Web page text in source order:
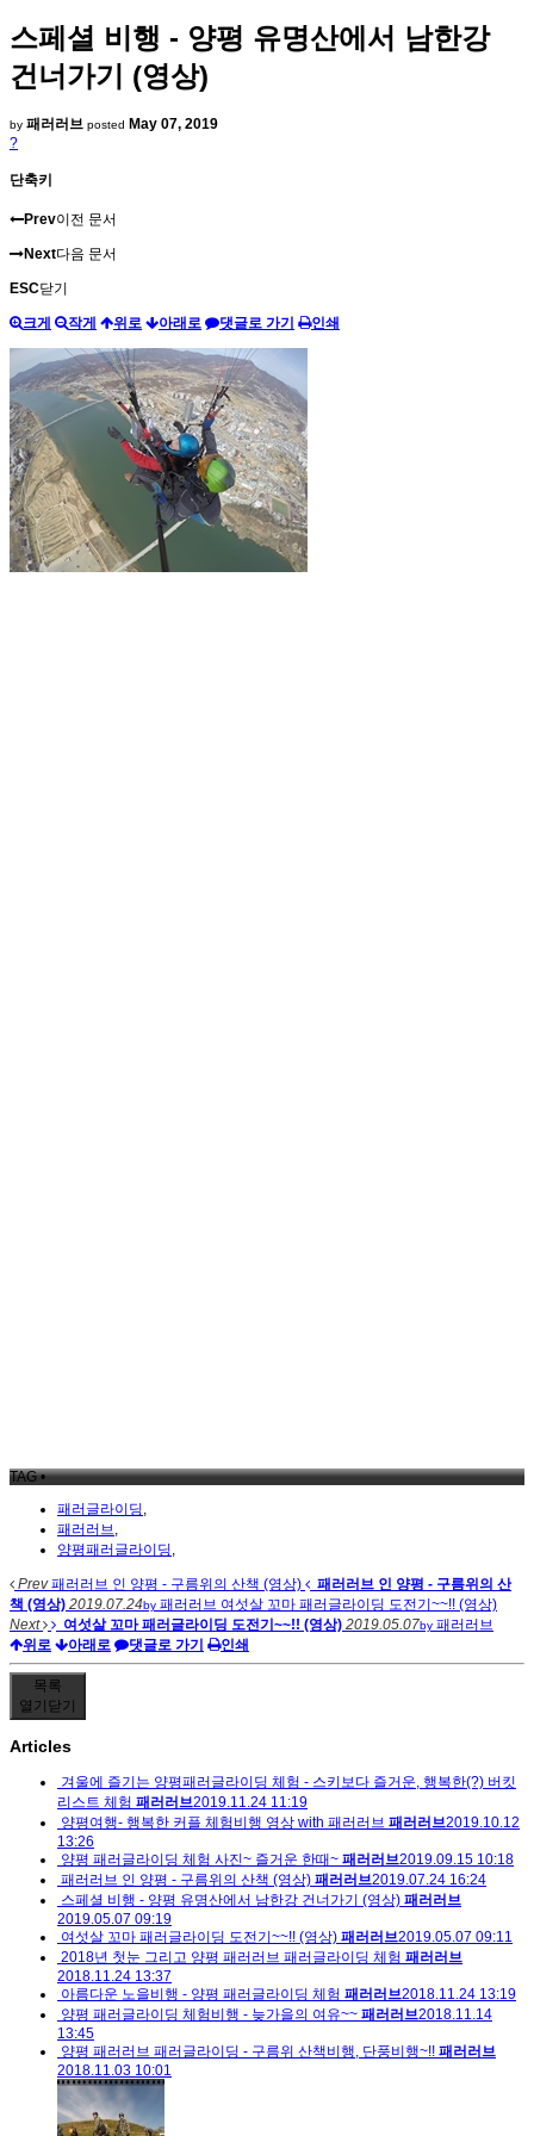
스페셜 비행 - 양평 유명산에서 남한강
건너가기 (영상)
by 패러러브 posted May 07, 2019
?
단축키
Prev이전 문서
Next다음 문서
ESC닫기
크게 작게 위로 아래로 댓글로 가기 인쇄
TAG •
패러글라이딩,
패러러브,
양평패러글라이딩,
Prev패러러브 인 양평 - 구름위의 산책 (영상)
패러러브 인 양평 - 구름위의 산
책 (영상) 2019.07.24by 패러러브 여섯살 꼬마 패러글라이딩 도전기~~!! (영상)
Next
여섯살 꼬마 패러글라이딩 도전기~~!! (영상) 2019.05.07by 패러러브
위로
아래로 댓글로 가기 인쇄
목록
열기 닫기
Articles
겨울에 즐기는 양평패러글라이딩 체험 - 스키보다 즐거운, 행복한(?) 버킷
리스트 체험 패러러브2019.11.24 11:19
양평여행- 행복한 커플 체험비행 영상 with 패러러브 패러러브2019.10.12
13:26
양평 패러글라이딩 체험 사진~ 즐거운 한때~ 패러러브2019.09.15 10:18
패러러브 인 양평 - 구름위의 산책 (영상) 패러러브2019.07.24 16:24
스페셜 비행 - 양평 유명산에서 남한강 건너가기 (영상) 패러러브
2019.05.07 09:19
여섯살 꼬마 패러글라이딩 도전기~~!! (영상) 패러러브2019.05.07 09:11
2018년 첫눈 그리고 양평 패러러브 패러글라이딩 체험 패러러브
2018.11.24 13:37
아름다운 노을비행 - 양평 패러글라이딩 체험 패러러브2018.11.24 13:19
양평 패러글라이딩 체험비행 - 늦가을의 여유~~ 패러러브2018.11.14
13:45
양평 패러러브 패러글라이딩 - 구름위 산책비행, 단풍비행~!! 패러러브
2018.11.03 10:01